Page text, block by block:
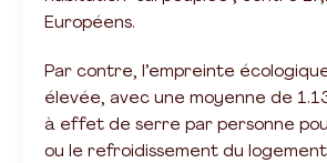
Européens.
Par contre, l’empreinte
élevée, avec une moyenne de
à effet de serre par personne
ou le refroidissement du